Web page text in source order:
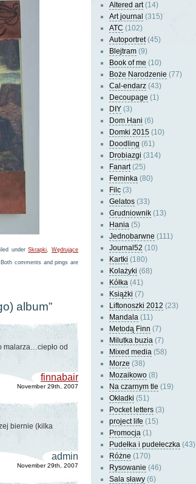
underSkrapki, Wędrujące
comments and pings are
album”
malarza…ciepło od
finnabair
November 29th, 2007
biernie (kilka
admin
November 29th, 2007
Altered art(14)
Art journal (315)
ATC (102)
Autoportret(45)
Blejtram (9)
Book of me (10)
Boże Narodzenie (77)
Cal-endarz (43)
Decoupage (1)
DIY (3)
Dom Hani (6)
Domki 2015 (10)
Doodling (61)
Drobiazgi (314)
Fanart(25)
Feminka (80)
Filc (3)
Gelatos (33)
Grudniownik (13)
Hania (5)
Jednobarwne (111)
Journal52 (10)
Kartki (180)
Kolażyki (68)
Kółka (41)
Książki (7)
Liftonoszki 2012 (23)
Mandala (11)
Metodą Finn (7)
Milutka buzia (7)
Mixed media (58)
Morze (38)
Mozaikowo (8)
Na czarnym tle (19)
Okładki (51)
Pocket letters (3)
project life (15)
Promocja (1)
Pudełka i pudełeczka (43)
Różne (170)
Rysowanie (46)
Sala sławy (6)